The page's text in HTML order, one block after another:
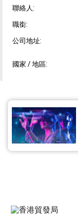
聯絡人:
職銜:
公司地址:
國家 / 地區: